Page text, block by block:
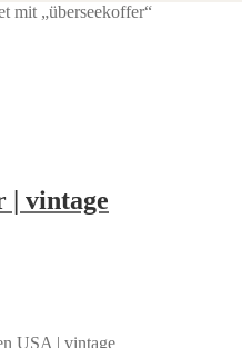
mit „überseekoffer“
| vintage